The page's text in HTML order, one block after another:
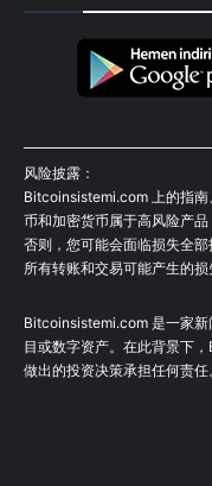
风险披露：
Bitcoinsistemi.com 上的指
币和加密货币属于高风险产品
否则，您可能会面临损失全
所有转账和交易可能产生的损
Bitcoinsistemi.com 是一家新
目或数字资产。在此背景下
做出的投资决策承担任何责任